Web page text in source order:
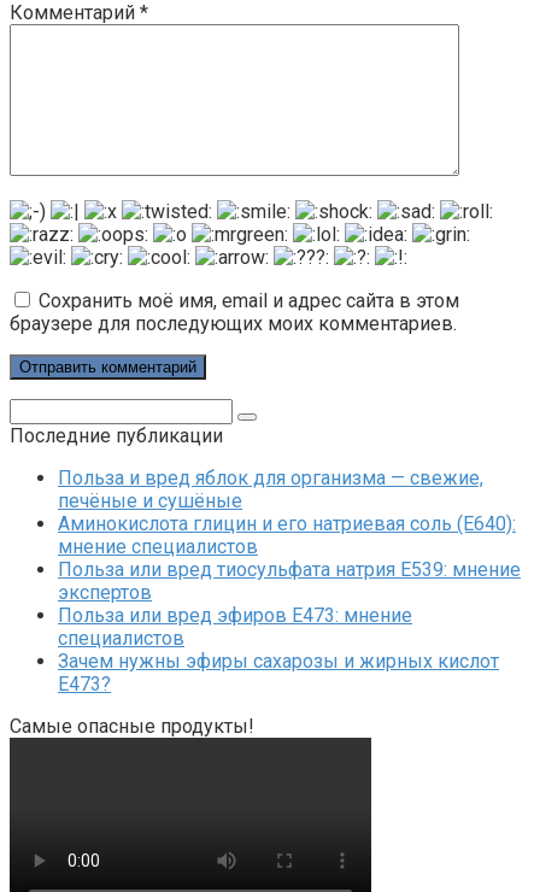
Комментарий *
Сохранить моё имя, email и адрес сайта в этом
браузере для последующих моих комментариев.
Последние публикации
Польза и вред яблок для организма — свежие,
печёные и сушёные
Аминокислота глицин и его натриевая соль (Е640):
мнение специалистов
Польза или вред тиосульфата натрия Е539: мнение
экспертов
Польза или вред эфиров Е473: мнение
специалистов
Зачем нужны эфиры сахарозы и жирных кислот
Е473?
Самые опасные продукты!